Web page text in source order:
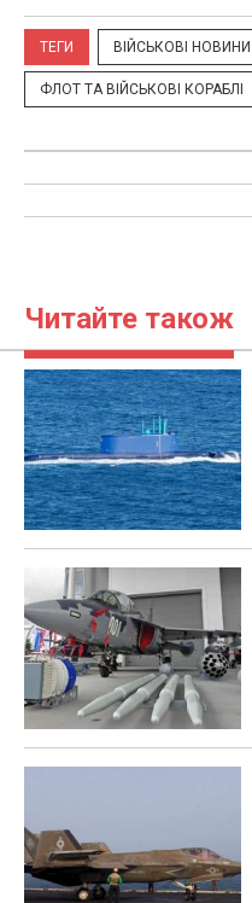
ТЕГИ ВІЙСЬКОВІ НОВИНИ
ФЛОТ ТА ВІЙСЬКОВІ КОРАБЛІ
Читайте також